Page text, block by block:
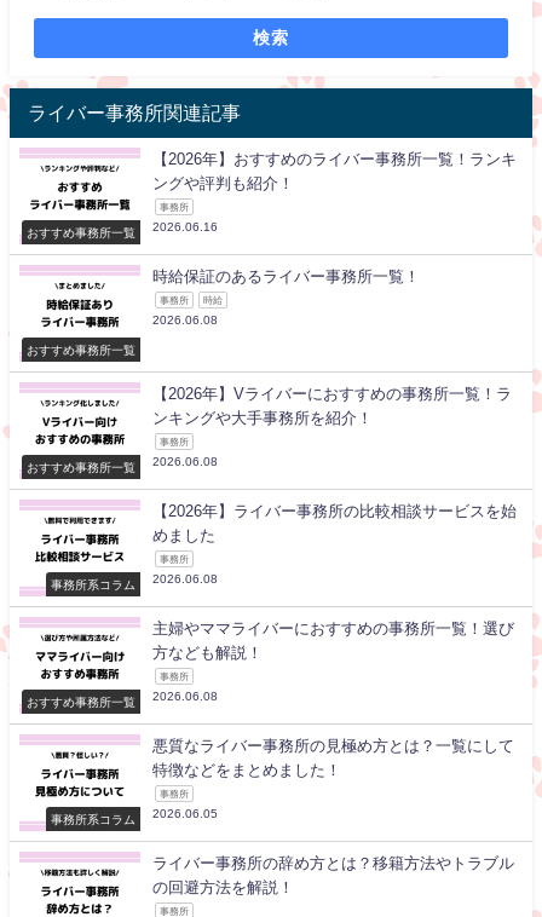
検索
ライバー事務所関連記事
おすすめ事務所一覧
【2026年】おすすめのライバー事務所一覧！ランキ
ングや評判も紹介！
事務所
2026.06.16
おすすめ事務所一覧
時給保証のあるライバー事務所一覧！
事務所 時給
2026.06.08
おすすめ事務所一覧
【2026年】Vライバーにおすすめの事務所一覧！ラ
ンキングや大手事務所を紹介！
事務所
2026.06.08
事務所系コラム
【2026年】ライバー事務所の比較相談サービスを始
めました
事務所
2026.06.08
おすすめ事務所一覧
主婦やママライバーにおすすめの事務所一覧！選び
方なども解説！
事務所
2026.06.08
事務所系コラム
悪質なライバー事務所の見極め方とは？一覧にして
特徴などをまとめました！
事務所
2026.06.05
ライバー事務所の辞め方とは？移籍方法やトラブル
の回避方法を解説！
事務所